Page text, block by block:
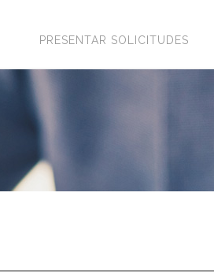
PRESENTAR SOLICITUDES